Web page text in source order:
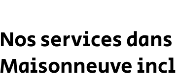
Nos services
Maisonneuve